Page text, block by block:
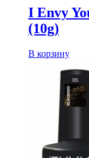
I Envy
(10g)
В корзину